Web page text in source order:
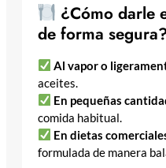
¿Cómo darle
de forma
Al vapor o
aceites.
En pequeñas
comida habitual.
En dietas
formulada de manera